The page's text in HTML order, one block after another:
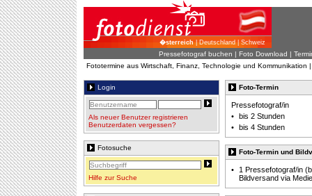
�sterreich| Deutschland | Schweiz
Pressefotograf buchen | Foto Download |
Fototermine aus Wirtschaft, Finanz, Technologie und Kommunikation
Login
Als neuer Benutzer registrieren
Benutzerdaten vergessen?
Fotosuche
Hilfe zur Suche
Foto-Termin
Pressefotograf/in
• bis 2 Stunden
• bis 4 Stunden
Foto-Termin und
•
1 Pressefotograf/in
Bildversand via